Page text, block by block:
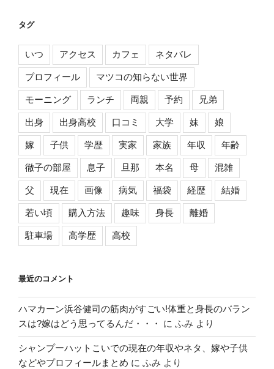
タグ
いつ アクセス カフェ ネタバレ
プロフィール マツコの知らない世界
モーニング ランチ 両親 予約 兄弟
出身 出身高校 口コミ 大学 妹 娘
嫁 子供 学歴 実家 家族 年収 年齢
徹子の部屋 息子 旦那 本名 母 混雑
父 現在 画像 病気 福袋 経歴 結婚
若い頃 購入方法 趣味 身長 離婚
駐車場 高学歴 高校
最近のコメント
ハマカーン浜谷健司の筋肉がすごい!体重と身長のバラン
スは?嫁はどう思ってるんだ・・・
に ふみ より
シャンプーハットこいでの現在の年収やネタ、嫁や子供
などやプロフィールまとめ に ふみ より